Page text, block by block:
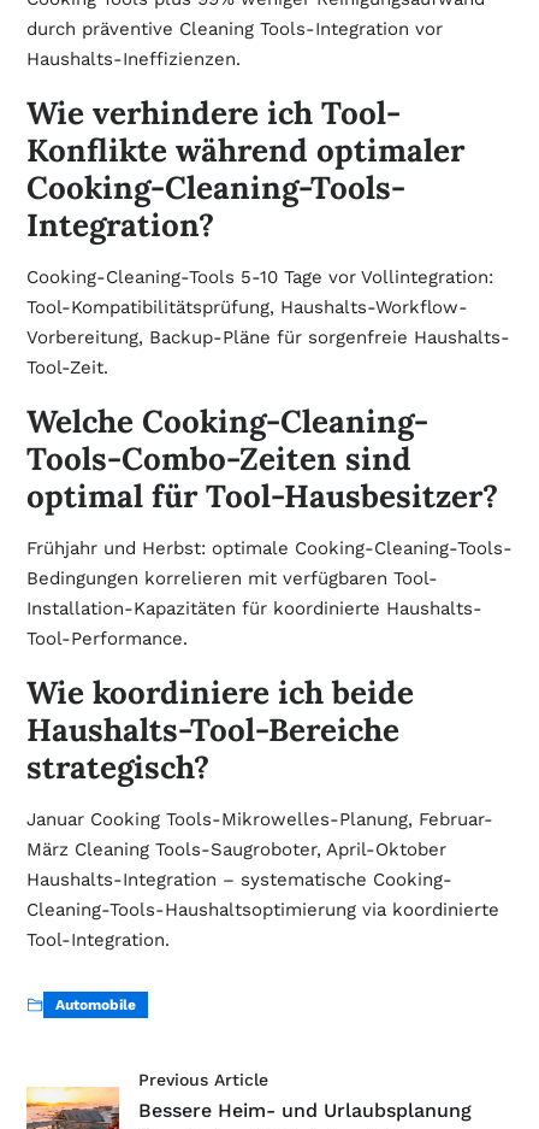
durch präventive Cleaning Tools-Integration vor
Haushalts-Ineffizienzen.
Wie verhindere ich Tool-
Konflikte während optimaler
Cooking-Cleaning-Tools-
Integration?
Cooking-Cleaning-Tools 5-10 Tage vor Vollintegration:
Tool-Kompatibilitätsprüfung, Haushalts-Workflow-
Vorbereitung, Backup-Pläne für sorgenfreie Haushalts-
Tool-Zeit.
Welche Cooking-Cleaning-
Tools-Combo-Zeiten sind
optimal für Tool-Hausbesitzer?
Frühjahr und Herbst: optimale Cooking-Cleaning-Tools-
Bedingungen korrelieren mit verfügbaren Tool-
Installation-Kapazitäten für koordinierte Haushalts-
Tool-Performance.
Wie koordiniere ich beide
Haushalts-Tool-Bereiche
strategisch?
Januar Cooking Tools-Mikrowelles-Planung, Februar-
März Cleaning Tools-Saugroboter, April-Oktober
Haushalts-Integration – systematische Cooking-
Cleaning-Tools-Haushaltsoptimierung via koordinierte
Tool-Integration.
Automobile
Previous Article
Bessere Heim- und Urlaubsplanung